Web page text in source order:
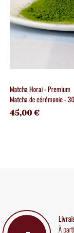
Matcha Horai - Premium
Matcha de cérémonie -
45,00 €
À